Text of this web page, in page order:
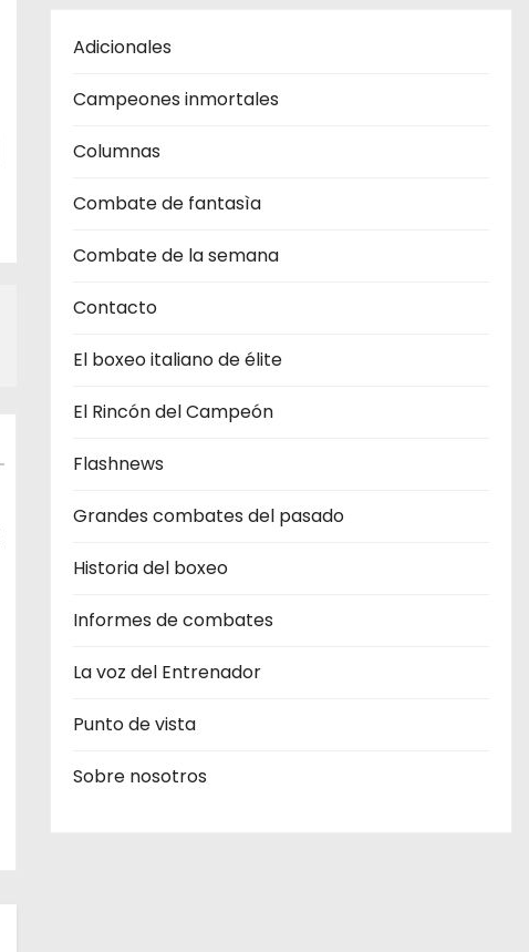
Adicionales
Campeones inmortales
Columnas
Combate de fantasìa
Combate de la semana
Contacto
El boxeo italiano de élite
El Rincón del Campeón
Flashnews
Grandes combates del pasado
Historia del boxeo
Informes de combates
La voz del Entrenador
Punto de vista
Sobre nosotros